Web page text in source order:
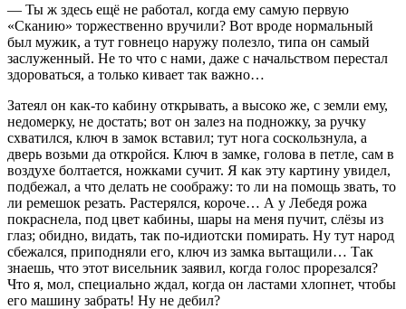
— Ты ж здесь ещё не работал, когда ему самую первую
«Сканию» торжественно вручили? Вот вроде нормальный
был мужик, а тут говнецо наружу полезло, типа он самый
заслуженный. Не то что с нами, даже с начальством перестал
здороваться, а только кивает так важно…
Затеял он как-то кабину открывать, а высоко же, с земли ему,
недомерку, не достать; вот он залез на подножку, за ручку
схватился, ключ в замок вставил; тут нога соскользнула, а
дверь возьми да откройся. Ключ в замке, голова в петле, сам в
воздухе болтается, ножками сучит. Я как эту картину увидел,
подбежал, а что делать не соображу: то ли на помощь звать, то
ли ремешок резать. Растерялся, короче… А у Лебедя рожа
покраснела, под цвет кабины, шары на меня пучит, слёзы из
глаз; обидно, видать, так по-идиотски помирать. Ну тут народ
сбежался, приподняли его, ключ из замка вытащили… Так
знаешь, что этот висельник заявил, когда голос прорезался?
Что я, мол, специально ждал, когда он ластами хлопнет, чтобы
его машину забрать! Ну не дебил?